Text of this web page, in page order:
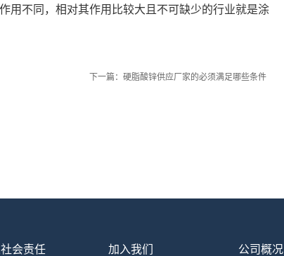
用不同，相对其作用比较大且不可缺少的行业就是涂
下一篇： 硬脂酸锌供应厂家的必须满足哪些条件
会责任 加入我们 公司概况